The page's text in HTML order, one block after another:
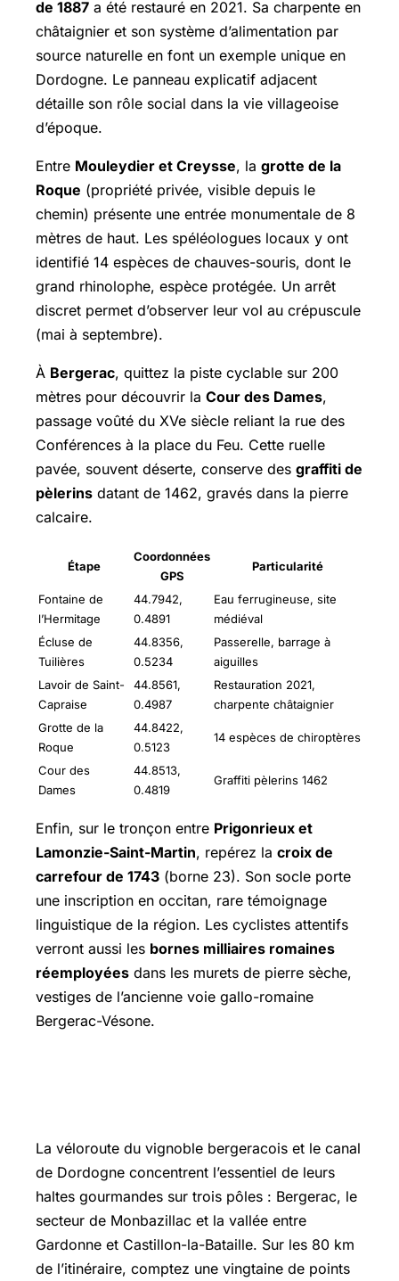
de 1887 a été restauré en 2021. Sa charpente en
châtaignier et son système d’alimentation par
source naturelle en font un exemple unique en
Dordogne. Le panneau explicatif adjacent
détaille son rôle social dans la vie villageoise
d’époque.
Entre Mouleydier et Creysse, la grotte de la
Roque (propriété privée, visible depuis le
chemin) présente une entrée monumentale de 8
mètres de haut. Les spéléologues locaux y ont
identifié 14 espèces de chauves-souris, dont le
grand rhinolophe, espèce protégée. Un arrêt
discret permet d’observer leur vol au crépuscule
(mai à septembre).
À Bergerac, quittez la piste cyclable sur 200
mètres pour découvrir la Cour des Dames,
passage voûté du XVe siècle reliant la rue des
Conférences à la place du Feu. Cette ruelle
pavée, souvent déserte, conserve des graffiti de
pèlerins datant de 1462, gravés dans la pierre
calcaire.
Étape
Coordonnées
GPS
Particularité
Fontaine de
l’Hermitage
44.7942,
0.4891
Eau ferrugineuse, site
médiéval
Écluse de
Tuilières
44.8356,
0.5234
Passerelle, barrage à
aiguilles
Lavoir de Saint-
Capraise
44.8561,
0.4987
Restauration 2021,
charpente châtaignier
Grotte de la
Roque
44.8422,
0.5123
14 espèces de chiroptères
Cour des
Dames
44.8513,
0.4819
Graffiti pèlerins 1462
Enfin, sur le tronçon entre Prigonrieux et
Lamonzie-Saint-Martin, repérez la croix de
carrefour de 1743 (borne 23). Son socle porte
une inscription en occitan, rare témoignage
linguistique de la région. Les cyclistes attentifs
verront aussi les bornes milliaires romaines
réemployées dans les murets de pierre sèche,
vestiges de l’ancienne voie gallo-romaine
Bergerac-Vésone.
La véloroute du vignoble bergeracois et le canal
de Dordogne concentrent l’essentiel de leurs
haltes gourmandes sur trois pôles : Bergerac, le
secteur de Monbazillac et la vallée entre
Gardonne et Castillon-la-Bataille. Sur les 80 km
de l’itinéraire, comptez une vingtaine de points